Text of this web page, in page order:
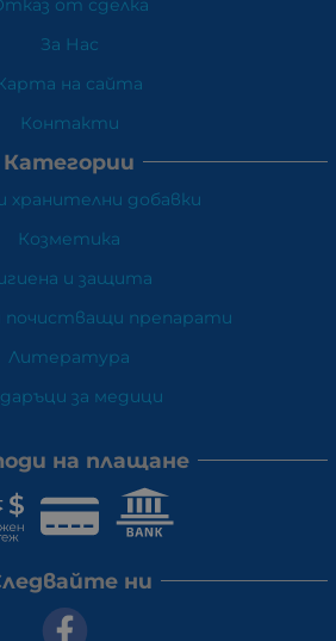
от сделка
За Нас
на сайта
Контакти
Категории
хранителни добавки
Козметика
и защита
почистващи препарати
Литература
за медици
на плащане
ни